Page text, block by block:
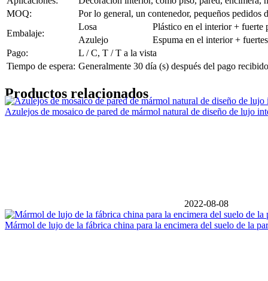
MOQ:
Por lo general, un contenedor, pequeños pedidos
Embalaje:
Losa
Plástico en el interior + fuerte
Azulejo
Espuma en el interior +
Pago:
L / C, T / T a la vista
Tiempo de espera: Generalmente 30 día (s) después del pago
Productos relacionados
Azulejos de mosaico de pared de mármol natural de diseño de lujo
2022-08-08
Mármol de lujo de la fábrica china para la encimera del suelo de la